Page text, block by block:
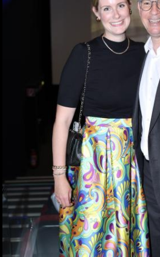
Das Viertel 4 startet in die
Sommersaison
Frühlingsfest der idlab
12.05.2026
Shopping Friday im
Murpark
11.05.2026
Das war der Kunst- und
Designmarkt in Graz
10.05.2026
Veganmania am Grazer
Hauptplatz
09.05.2026